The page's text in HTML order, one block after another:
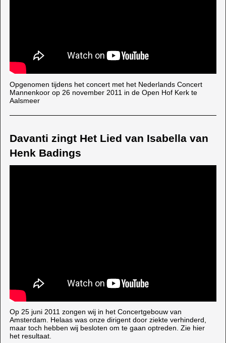
Opgenomen tijdens het concert met het Nederlands Concert
Mannenkoor op 26 november 2011 in de Open Hof Kerk te
Aalsmeer
Davanti zingt Het Lied van Isabella van
Henk Badings
Op 25 juni 2011 zongen wij in het Concertgebouw van
Amsterdam. Helaas was onze dirigent door ziekte verhinderd,
maar toch hebben wij besloten om te gaan optreden. Zie hier
het resultaat.